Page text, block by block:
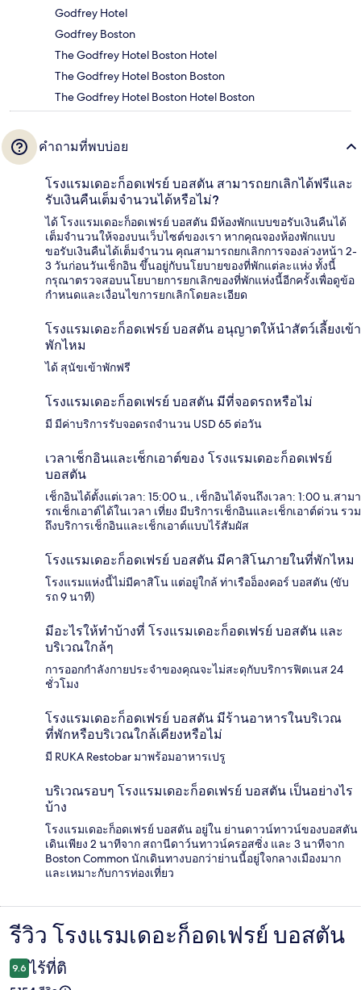
Godfrey Hotel
Godfrey Boston
The Godfrey Hotel Boston Hotel
The Godfrey Hotel Boston Boston
The Godfrey Hotel Boston Hotel Boston
คำถามที่พบบ่อย
โรงแรมเดอะก็อดเฟรย์ บอสตัน สามารถยกเลิกได้ฟรีและ
รับเงินคืนเต็มจำนวนได้หรือไม่?
ได้ โรงแรมเดอะก็อดเฟรย์ บอสตัน มีห้องพักแบบขอรับเงินคืนได้
เต็มจำนวนให้จองบนเว็บไซต์ของเรา หากคุณจองห้องพักแบบ
ขอรับเงินคืนได้เต็มจำนวน คุณสามารถยกเลิกการจองล่วงหน้า 2-
3 วันก่อนวันเช็กอิน ขึ้นอยู่กับนโยบายของที่พักแต่ละแห่ง ทั้งนี้
กรุณาตรวจสอบนโยบายการยกเลิกของที่พักแห่งนี้อีกครั้งเพื่อดูข้อ
กำหนดและเงื่อนไขการยกเลิกโดยละเอียด
โรงแรมเดอะก็อดเฟรย์ บอสตัน อนุญาตให้นำสัตว์เลี้ยงเข้า
พักไหม
ได้ สุนัขเข้าพักฟรี
โรงแรมเดอะก็อดเฟรย์ บอสตัน มีที่จอดรถหรือไม่
มี มีค่าบริการรับจอดรถจำนวน USD 65 ต่อวัน
เวลาเช็กอินและเช็กเอาต์ของ โรงแรมเดอะก็อดเฟรย์
บอสตัน
เช็กอินได้ตั้งแต่เวลา: 15:00 น., เช็กอินได้จนถึงเวลา: 1:00 น.สามา
รถเช็กเอาต์ได้ในเวลา เที่ยง มีบริการเช็กอินและเช็กเอาต์ด่วน รวม
ถึงบริการเช็กอินและเช็กเอาต์แบบไร้สัมผัส
โรงแรมเดอะก็อดเฟรย์ บอสตัน มีคาสิโนภายในที่พักไหม
โรงแรมแห่งนี้ไม่มีคาสิโน แต่อยู่ใกล้ ท่าเรืออ็องคอร์ บอสตัน (ขับ
รถ 9 นาที)
มีอะไรให้ทำบ้างที่ โรงแรมเดอะก็อดเฟรย์ บอสตัน และ
บริเวณใกล้ๆ
การออกกำลังกายประจำของคุณจะไม่สะดุกับบริการฟิตเนส 24
ชั่วโมง
โรงแรมเดอะก็อดเฟรย์ บอสตัน มีร้านอาหารในบริเวณ
ที่พักหรือบริเวณใกล้เคียงหรือไม่
มี RUKA Restobar มาพร้อมอาหารเปรู
บริเวณรอบๆ โรงแรมเดอะก็อดเฟรย์ บอสตัน เป็นอย่างไร
บ้าง
โรงแรมเดอะก็อดเฟรย์ บอสตัน อยู่ใน ย่านดาวน์ทาวน์ของบอสตัน
เดินเพียง 2 นาทีจาก สถานีดาว์นทาวน์ครอสซิ่ง และ 3 นาทีจาก
Boston Common นักเดินทางบอกว่าย่านนี้อยู่ใจกลางเมืองมาก
และเหมาะกับการท่องเที่ยว
รีวิว
รีวิว โรงแรมเดอะก็อดเฟรย์ บอสตัน
9.6 ไร้ที่ติ